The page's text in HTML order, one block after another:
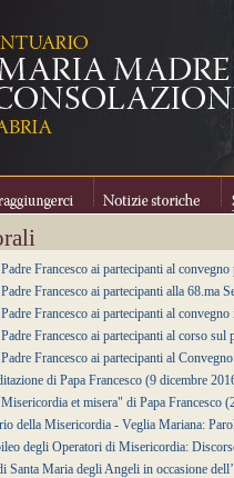
Notizie storiche
Francesco ai partecipanti al
Francesco ai partecipanti alla 68.ma
Francesco ai partecipanti al
Francesco ai partecipanti al corso
Francesco ai partecipanti al
di Papa Francesco (9 dicembre
et misera" di Papa Francesco
della Misericordia - Veglia Mariana:
degli Operatori di Misericordia:
Santa Maria degli Angeli in occasione